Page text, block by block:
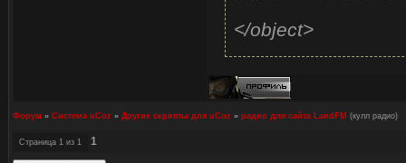
</object>
Форум » Система uCoz » Другие скрипты для uCoz » радио для сайта LandFM (кулл радио)
Страница 1 из 1 1